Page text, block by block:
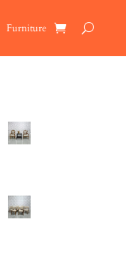
Furniture